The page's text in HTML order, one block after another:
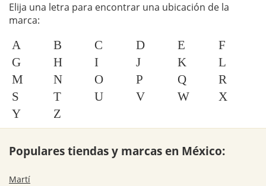
Elija una letra para encontrar una ubicación de la
marca:
A B C D E
F
G
H I J K
L
M
N O P Q
R
S
T U V W
X
Y
Z
Populares tiendas y marcas en México:
Martí